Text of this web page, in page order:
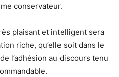
conservateur.
plaisant et intelligent sera
riche, qu’elle soit dans le
l’adhésion au discours tenu